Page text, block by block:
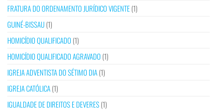
FRATURA DO ORDENAMENTO JURÍDICO VIGENTE(1)
GUINÉ-BISSAU(1)
HOMICÍDIO QUALIFICADO (1)
HOMICÍDIO QUALIFICADO AGRAVADO (1)
IGREJA ADVENTISTA DO SÉTIMO DIA(1)
IGREJA CATÓLICA(1)
IGUALDADE DE DIREITOS E DEVERES(1)